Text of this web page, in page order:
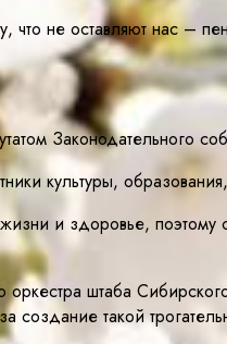
не оставляют нас –
Законодательного
культуры,
и здоровье, поэтому
оркестра штаба
создание такой